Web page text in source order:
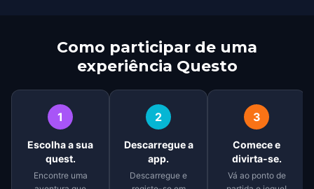
Como participar de uma
experiência Questo
1
Escolha a sua
quest.
Encontre uma
2
Descarregue a
app.
Descarregue e
3
Comece e
divirta-se.
Vá ao ponto de